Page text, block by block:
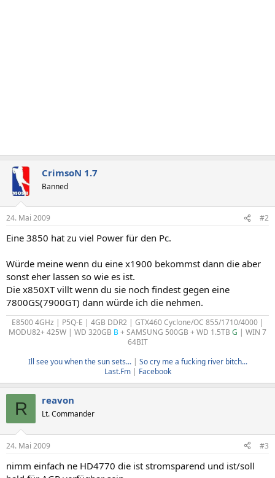
CrimsoN 1.7
Banned
24. Mai 2009 #2
Eine 3850 hat zu viel Power für den Pc.
Würde meine wenn du eine x1900 bekommst dann die aber
sonst eher lassen so wie es ist.
Die x850XT villt wenn du sie noch findest gegen eine
7800GS(7900GT) dann würde ich die nehmen.
E8500 4GHz | P5Q-E | 4GB DDR2 | GTX460 Cyclone/OC 855/1710/4000 |
MODU82+ 425W | WD 320GB B+ SAMSUNG 500GB + WD 1.5TB G | WIN 7
64BIT
Ill see you when the sun sets...| So cry me a fucking river bitch...
Last.Fm| Facebook
R reavon
Lt. Commander
24. Mai 2009 #3
nimm einfach ne HD4770 die ist stromsparend und ist/soll